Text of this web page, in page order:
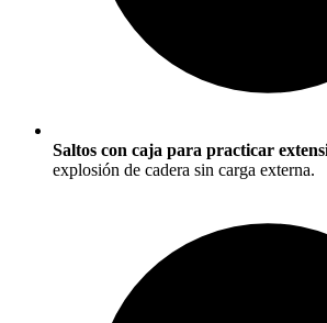
Saltos con caja para practicar
explosión de cadera sin carga externa.